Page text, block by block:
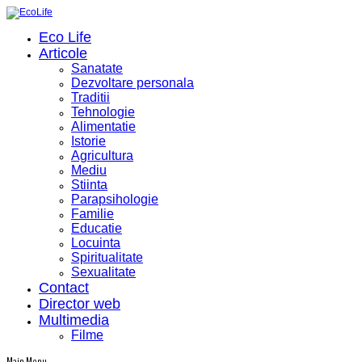
Eco Life
Articole
Sanatate
Dezvoltare personala
Traditii
Tehnologie
Alimentatie
Istorie
Agricultura
Mediu
Stiinta
Parapsihologie
Familie
Educatie
Locuinta
Spiritualitate
Sexualitate
Contact
Director web
Multimedia
Filme